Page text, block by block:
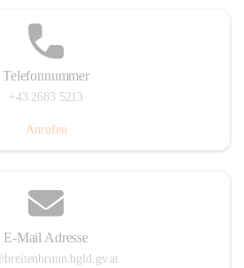
Telefonnummer
+43 2683 5213
Anrufen
E-Mail Adresse